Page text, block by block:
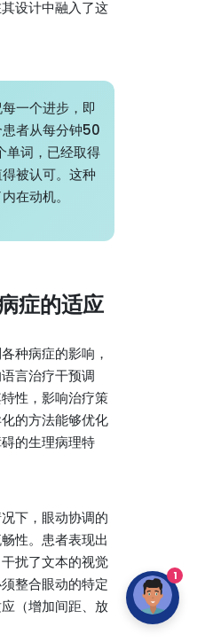
设计中融入了这
一个进步，即
者从每分钟50
单词，已经取得
被认可。这种
在动机。
症的适应
种病症的影响，
言治疗干预调
性，影响治疗策
的方法能够优化
的生理病理特
下，眼动协调的
性。患者表现出
扰了文本的视觉
整合眼动的特定
（增加间距、放
1